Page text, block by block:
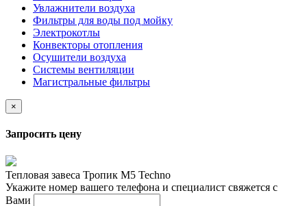
Увлажнители воздуха
Фильтры для воды под мойку
Электрокотлы
Конвекторы отопления
Осушители воздуха
Системы вентиляции
Магистральные фильтры
×
Запросить цену
Тепловая завеса Тропик М5 Techno
Укажите номер вашего телефона и специалист свяжется с
Вами